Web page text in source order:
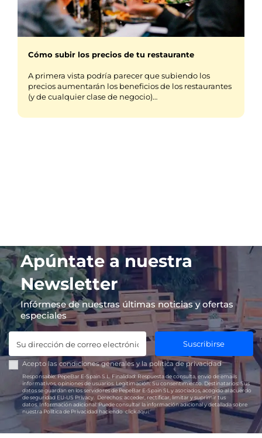
Cómo subir los precios de tu restaurante
A primera vista podría parecer que subiendo los
precios aumentarán los beneficios de los restaurantes
(y de cualquier clase de negocio)…
Apúntate a nuestra
Newsletter
Infórmese de nuestras últimas noticias y ofertas
especiales
Suscribirse
Acepto las condiciones generales y lapolítica de privacidad
Responsable:PepeBar E-Spain S.L. Finalidad: Respuesta de consulta, envío de emails
informativos, opiniones de usuarios. Legitimación: Su consentimiento. Destinatarios: Sus
datos se guardan en los servidores de PepeBar E-Spain SL y asociados, acogido al acuerdo
de seguridad EU-US Privacy.
Derechos: acceder, rectificar, limitar y suprimir tus
datos. Información adicional:Puede consultar la información adicional y detallada sobre
nuestra Política de Privacidad haciendoclick aquí.